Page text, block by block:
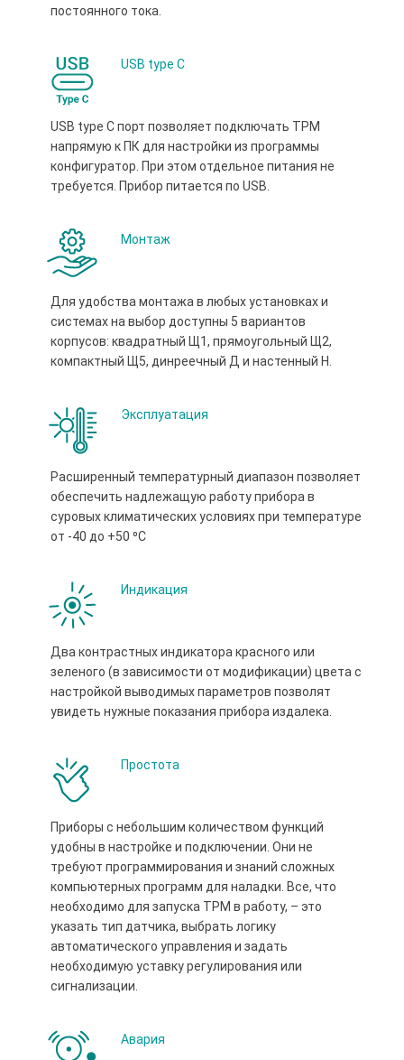
постоянного тока.
USB type С
USB type С порт позволяет подключать ТРМ
напрямую к ПК для настройки из программы
конфигуратор. При этом отдельное питания не
требуется. Прибор питается по USB.
Монтаж
Для удобства монтажа в любых установках и
системах на выбор доступны 5 вариантов
корпусов: квадратный Щ1, прямоугольный Щ2,
компактный Щ5, динреечный Д и настенный Н.
Эксплуатация
Расширенный температурный диапазон позволяет
обеспечить надлежащую работу прибора в
суровых климатических условиях при температуре
от -40 до +50 ⁰С
Индикация
Два контрастных индикатора красного или
зеленого (в зависимости от модификации) цвета с
настройкой выводимых параметров позволят
увидеть нужные показания прибора издалека.
Простота
Приборы с небольшим количеством функций
удобны в настройке и подключении. Они не
требуют программирования и знаний сложных
компьютерных программ для наладки. Все, что
необходимо для запуска ТРМ в работу, – это
указать тип датчика, выбрать логику
автоматического управления и задать
необходимую уставку регулирования или
сигнализации.
Авария